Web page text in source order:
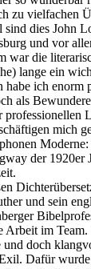
zu vielfachen
dies John
und vor
war die
lange ein
ich enorm
als
professionellen
mich
Moderne:
der 1920er
und sein
Arbeit im
doch
Dafür